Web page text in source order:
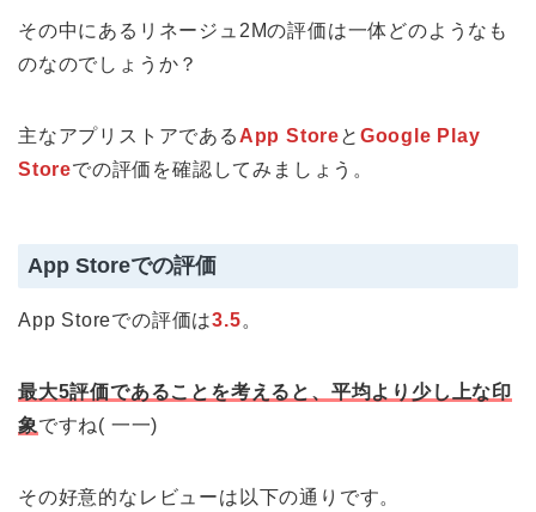
その中にあるリネージュ2Mの評価は一体どのようなも
のなのでしょうか？
主なアプリストアである App Storeと Google Play
Storeでの評価を確認してみましょう。
App Storeでの評価
App Storeでの評価は3.5。
最大5評価であることを考えると、平均より少し上な印
象ですね( 一一)
その好意的なレビューは以下の通りです。